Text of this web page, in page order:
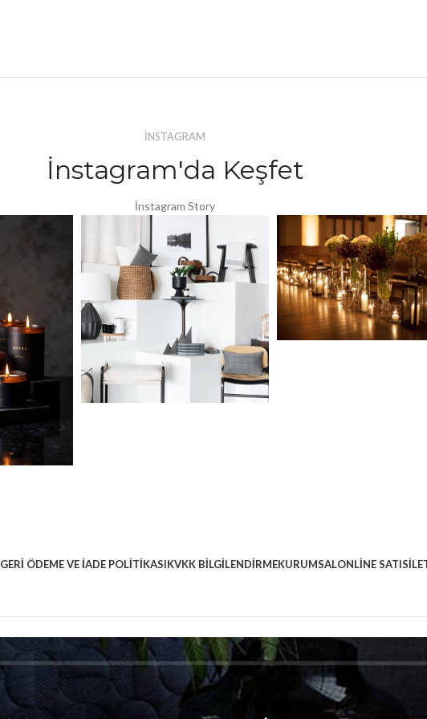
İNSTAGRAM
İnstagram'da Keşfet
İnstagram Story
GERI ÖDEME VE İADE POLITIKASIKVKK BILGILENDIRMEKURUMSALONLINE SATIS